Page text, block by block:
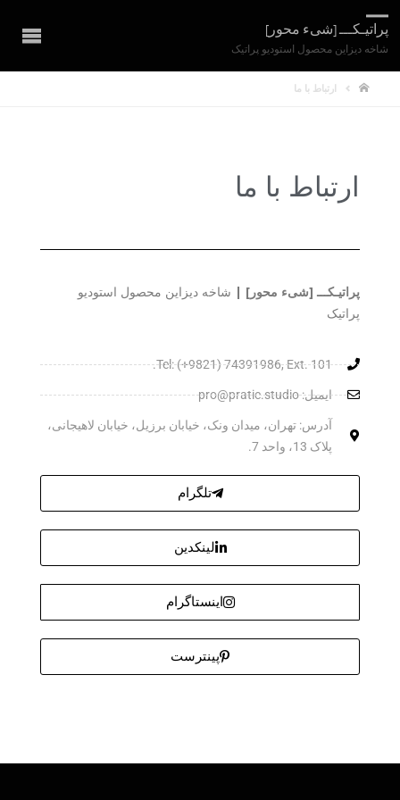
پراتیـکـــ [شیء محور]
شاخه دیزاین محصول استودیو پراتیک
ارتباط با ما
ارتباط با ما
پراتیـکـــ [شیء محور] | شاخه دیزاین محصول استودیو
پراتیک
Tel: (+9821) 74391986, Ext. 101.
ایمیل: pro@pratic.studio
آدرس: تهران، میدان ونک، خیابان برزیل، خیابان لاهیجانی،
پلاک 13، واحد 7.
تلگرام
لینکدین
اینستاگرام
پینترست